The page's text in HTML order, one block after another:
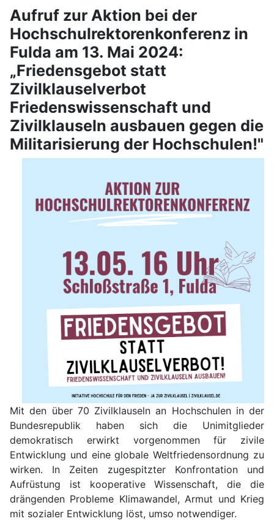
Aufruf zur Aktion bei der
Hochschulrektorenkonferenz in
Fulda am 13. Mai 2024:
„Friedensgebot statt
Zivilklauselverbot
Friedenswissenschaft und
Zivilklauseln ausbauen gegen die
Militarisierung der Hochschulen!"
Mit den über 70 Zivilklauseln an Hochschulen in der
Bundesrepublik haben sich die Unimitglieder
demokratisch erwirkt vorgenommen für zivile
Entwicklung und eine globale Weltfriedensordnung zu
wirken. In Zeiten zugespitzter Konfrontation und
Aufrüstung ist kooperative Wissenschaft, die die
drängenden Probleme Klimawandel, Armut und Krieg
mit sozialer Entwicklung löst, umso notwendiger.